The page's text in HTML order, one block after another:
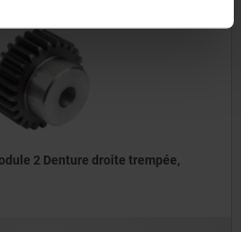
2 Denture droite trempée,